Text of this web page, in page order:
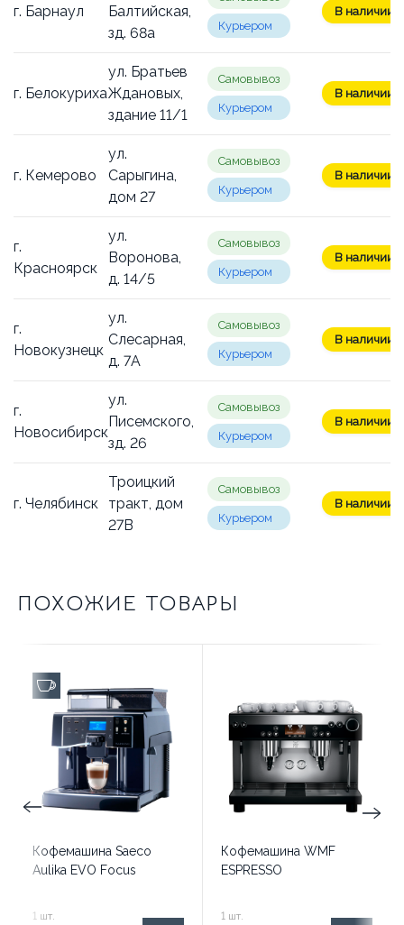
г. Барнаул
Балтийская,
зд. 68а
Курьером
В наличии:
г. Белокуриха
ул. Братьев
Ждановых,
здание 11/1
Самовывоз
Курьером
В наличии:
г. Кемерово
ул.
Сарыгина,
дом 27
Самовывоз
Курьером
В наличии:
г.
Красноярск
ул.
Воронова,
д. 14/5
Самовывоз
Курьером
В наличии:
г.
Новокузнецк
ул.
Слесарная,
д. 7А
Самовывоз
Курьером
В наличии:
г.
Новосибирск
ул.
Писемского,
зд. 26
Самовывоз
Курьером
В наличии:
г. Челябинск
Троицкий
тракт, дом
27В
Самовывоз
Курьером
В наличии:
ПОХОЖИЕ ТОВАРЫ
до 100 чашек в день
Кофемашина Saeco
Aulika EVO Focus
181 500
1 шт.
Кофемашина WMF
ESPRESSO
1 530 000
1 шт.